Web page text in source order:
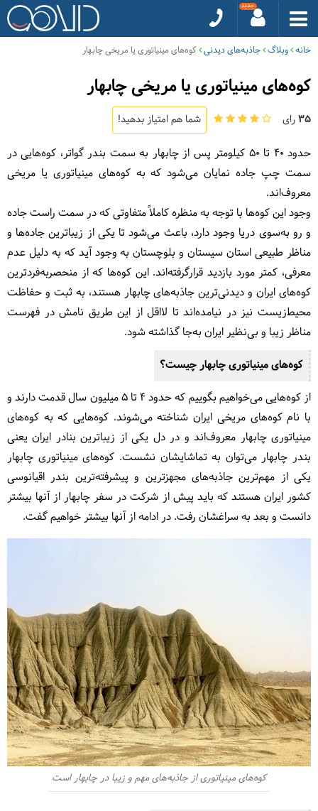
خانه وبلاگ جاذبه‌های دیدنی کوه‌های مینیاتوری یا مریخی چابهار
کوه‌های مینیاتوری یا مریخی چابهار
35رای شما هم امتیاز بدهید!
حدود 40 تا 50 کیلومتر پس از چابهار به سمت بندر گواتر، کوه‌هایی در
سمت چپ جاده نمایان می‌شود که به کوه‌های مینیاتوری یا مریخی
معروف‌اند.
وجود این کوه‌ها با توجه به منظره کاملاً متفاوتی که در سمت راست جاده
و رو به‌سوی دریا وجود دارد، باعث می‌شود تا یکی از زیباترین جاده‌ها و
مناظر طبیعی استان سیستان و بلوچستان به وجود آید که به دلیل عدم
معرفی، کمتر مورد بازدید قرارگرفته‌اند. این کوه‌ها که از منحصربه‌فردترین
کوه‌های ایران و دیدنی‌ترین جاذبه‌های چابهار هستند، به ثبت و حفاظت
محیط‌زیست نیز در نیامده‌اند تا لااقل از این طریق نامش در فهرست
مناظر زیبا و بی‌نظیر ایران به‌جا گذاشته شود.
کوه‌های مینیاتوری چابهار چیست؟
از کوه‌هایی می‌خواهیم بگوییم که حدود ۴ تا ۵ میلیون سال قدمت دارند و
با نام کوه‌های مریخی ایران شناخته می‌شوند. کوه‌هایی که به کوه‌های
مینیاتوری چابهار معروف‌اند و در دل یکی از زیباترین بنادر ایران یعنی
بندر چابهار می‌توان به تماشایشان نشست. کوه‌های مینیاتوری چابهار
یکی از مهم‌ترین جاذبه‌های مجهزترین و پیشرفته‌ترین بندر اقیانوسی
کشور ایران هستند که باید پیش از شرکت در سفر چابهار از آنها بیشتر
دانست و بعد به سراغشان رفت. در ادامه از آنها بیشتر خواهیم گفت.
کوه‌های مینیاتوری از جاذبه‌های مهم و زیبا در چابهار است